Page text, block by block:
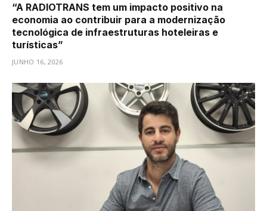
“A RADIOTRANS tem um impacto positivo na
economia ao contribuir para a modernização
tecnológica de infraestruturas hoteleiras e
turísticas”
JUNHO 16, 2026